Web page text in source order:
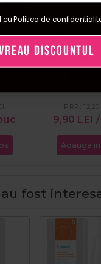
Bigudiuri
permanent
9,90 LEI
PRP: 12,20
Adauga
fost
cu Politica de
DISCOUNTUL